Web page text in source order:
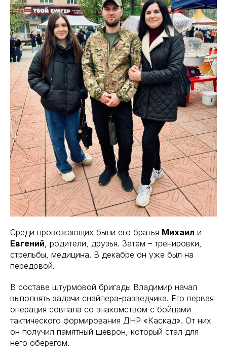
Среди провожающих были его братья Михаил и
Евгений , родители, друзья. Затем – тренировки,
стрельбы, медицина. В декабре он уже был на
передовой.
В составе штурмовой бригады Владимир начал
выполнять задачи снайпера-разведчика. Его первая
операция совпала со знакомством с бойцами
тактического формирования ДНР «Каскад». От них
он получил памятный шеврон, который стал для
него оберегом.